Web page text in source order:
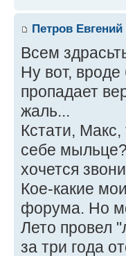
Петров Евгений
Всем
Ну вот,
пропадает
жаль...
Кстати,
себе
хочется
Кое-какие
форума. Но
Лето провел
за три года